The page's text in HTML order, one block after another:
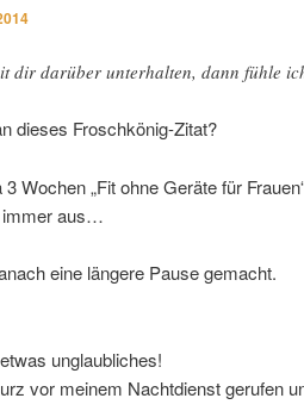
dir darüber unterhalten, dann fühle
dieses Froschkönig-Zitat?
Wochen „Fit ohne Geräte für
immer aus…
eine längere Pause gemacht.
unglaubliches!
vor meinem Nachtdienst gerufen